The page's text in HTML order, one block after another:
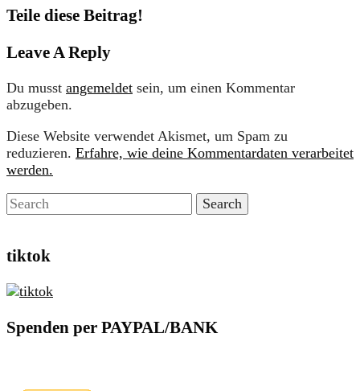
Teile diese Beitrag!
Leave A Reply
Du musst angemeldet sein, um einen Kommentar
abzugeben.
Diese Website verwendet Akismet, um Spam zu
reduzieren. Erfahre, wie deine Kommentardaten verarbeitet
werden.
tiktok
Spenden per PAYPAL/BANK